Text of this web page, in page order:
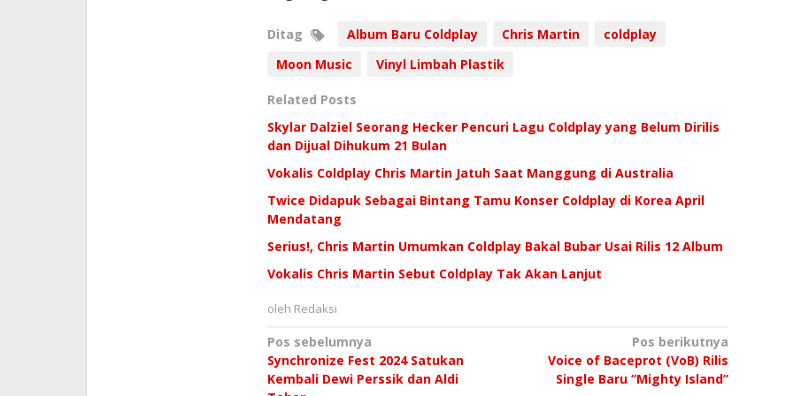
Ditag Album Baru Coldplay Chris Martin
coldplay
Moon Music
Vinyl Limbah Plastik
Related Posts
Skylar Dalziel Seorang Hecker Pencuri Lagu Coldplay yang Belum Dirilis
dan Dijual Dihukum 21 Bulan
Vokalis Coldplay Chris Martin Jatuh Saat Manggung di Australia
Twice Didapuk Sebagai Bintang Tamu Konser Coldplay di Korea April
Mendatang
Serius!, Chris Martin Umumkan Coldplay Bakal Bubar Usai Rilis 12 Album
Vokalis Chris Martin Sebut Coldplay Tak Akan Lanjut
oleh Redaksi
Navigasi
pos
Pos sebelumnya
Synchronize Fest 2024 Satukan
Kembali Dewi Perssik dan Aldi
Pos berikutnya
Voice of Baceprot (VoB) Rilis
Single Baru “Mighty Island”